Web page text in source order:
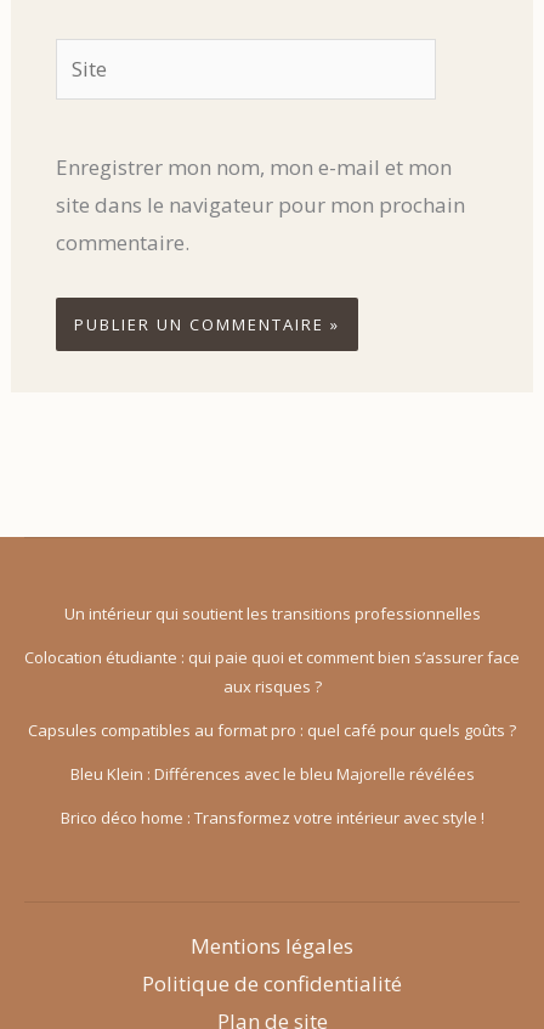
Site
Enregistrer mon nom, mon e-mail et mon
site dans le navigateur pour mon prochain
commentaire.
Un intérieur qui soutient les transitions professionnelles
Colocation étudiante : qui paie quoi et comment bien s’assurer face
aux risques ?
Capsules compatibles au format pro : quel café pour quels goûts ?
Bleu Klein : Différences avec le bleu Majorelle révélées
Brico déco home : Transformez votre intérieur avec style !
Mentions légales
Politique de confidentialité
Plan de site